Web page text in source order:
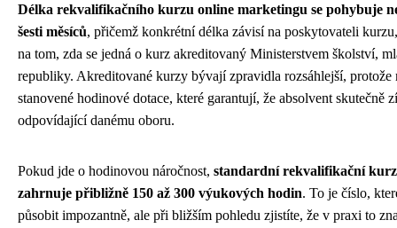
Délka rekvalifikačního kurzu online marketingu se pohybuje
šesti měsíců, přičemž konkrétní délka závisí na poskytovateli
na tom, zda se jedná o kurz akreditovaný Ministerstvem školství,
republiky. Akreditované kurzy bývají zpravidla rozsáhlejší, protože
stanovené hodinové dotace, které garantují, že absolvent skutečně
odpovídající danému oboru.
Pokud jde o hodinovou náročnost, standardní rekvalifikační
zahrnuje přibližně 150 až 300 výukových hodin. To je číslo,
působit impozantně, ale při bližším pohledu zjistíte, že v praxi to